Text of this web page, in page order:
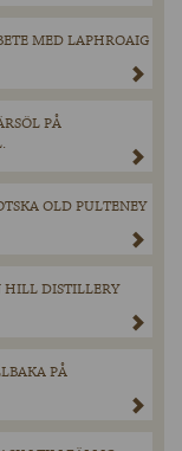
MED LAPHROAIG
PÅ
OLD PULTENEY
HILL DISTILLERY
PÅ